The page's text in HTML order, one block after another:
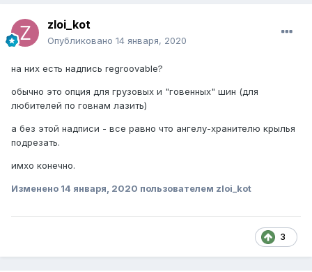
zloi_kot
Опубликовано 14 января, 2020
на них есть надпись regroovable?
обычно это опция для грузовых и "говенных" шин (для
любителей по говнам лазить)
а без этой надписи - все равно что ангелу-хранителю крылья
подрезать.
имхо конечно.
Изменено 14 января, 2020 пользователем zloi_kot
3